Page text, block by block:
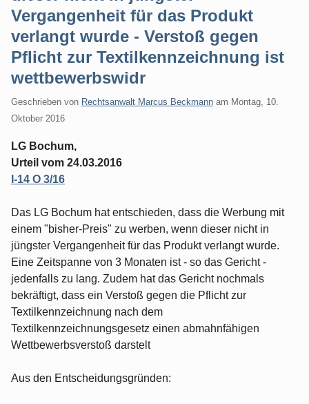
Vergangenheit für das Produkt
verlangt wurde - Verstoß gegen
Pflicht zur Textilkennzeichnung ist
wettbewerbswidr
Geschrieben von Rechtsanwalt Marcus Beckmann am Montag, 10.
Oktober 2016
LG Bochum,
Urteil vom 24.03.2016
I-14 O 3/16
Das LG Bochum hat entschieden, dass die Werbung mit
einem "bisher-Preis" zu werben, wenn dieser nicht in
jüngster Vergangenheit für das Produkt verlangt wurde.
Eine Zeitspanne von 3 Monaten ist - so das Gericht -
jedenfalls zu lang. Zudem hat das Gericht nochmals
bekräftigt, dass ein Verstoß gegen die Pflicht zur
Textilkennzeichnung nach dem
Textilkennzeichnungsgesetz einen abmahnfähigen
Wettbewerbsverstoß darstelt
Aus den Entscheidungsgründen: